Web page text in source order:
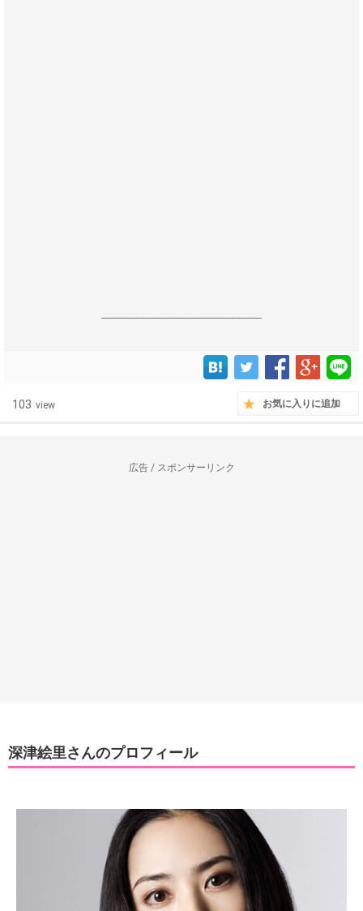
------------------------------------------------------------------
103 view お気に入りに追加
広告 / スポンサーリンク
深津絵里さんのプロフィール